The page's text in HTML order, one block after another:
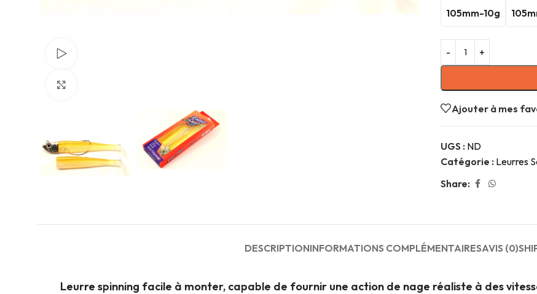
105mm-10g
Ajouter à mes
UGS : ND
Catégorie : Leurres
Share:
DESCRIPTIONINFORMATIONS COMPLÉMENTAIRESAVIS (0)
Leurre spinning facile à monter, capable de fournir une action de nage réaliste à des